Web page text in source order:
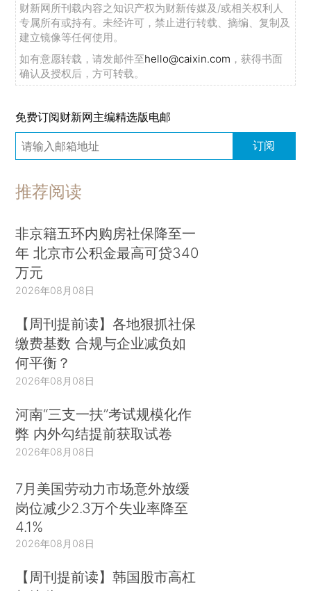
财新网所刊载内容之知识产权为财新传媒及/或相关权利人
专属所有或持有。未经许可，禁止进行转载、摘编、复制及
建立镜像等任何使用。
如有意愿转载，请发邮件至hello@caixin.com ，获得书面
确认及授权后，方可转载。
免费订阅财新网主编精选版电邮
订阅
推荐阅读
非京籍五环内购房社保降至一
年 北京市公积金最高可贷340
万元
2026年08月08日
【周刊提前读】各地狠抓社保
缴费基数 合规与企业减负如
何平衡？
2026年08月08日
河南“三支一扶”考试规模化作
弊 内外勾结提前获取试卷
2026年08月08日
7月美国劳动力市场意外放缓
岗位减少2.3万个失业率降至
4.1%
2026年08月08日
【周刊提前读】韩国股市高杠